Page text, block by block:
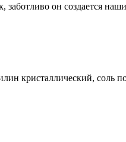
он создается
кристаллический, соль